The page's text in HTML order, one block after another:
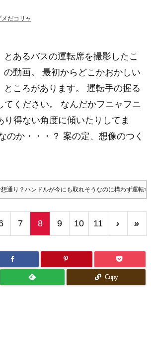
メだコリャ
とあるバスの運転席を撮影したこ
の動画。 最初からどこかおかしい
ところがあります。 運転手の握る
てください。 なんだかフニャフニ
り得ない角度に傾いたりしてま
のか・・・？ 案の定、想像のつく
通り？ハンドルが今にも取れそうなのに構わず運転
7 8 9 10 11 › »
Copy